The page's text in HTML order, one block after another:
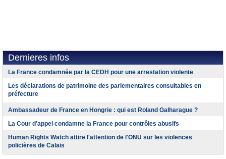
Dernieres infos
La France condamnée par la CEDH pour une arrestation violente
Les déclarations de patrimoine des parlementaires consultables en
préfecture
Ambassadeur de France en Hongrie : qui est Roland Galharague ?
La Cour d'appel condamne la France pour contrôles abusifs
Human Rights Watch attire l'attention de l'ONU sur les violences
policières de Calais